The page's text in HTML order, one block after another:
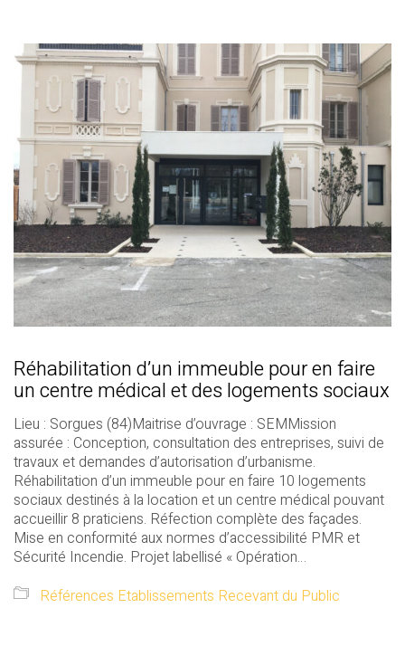
Réhabilitation d’un immeuble pour en faire
un centre médical et des logements sociaux
Lieu : Sorgues (84)Maitrise d’ouvrage : SEMMission
assurée : Conception, consultation des entreprises, suivi de
travaux et demandes d’autorisation d’urbanisme.
Réhabilitation d’un immeuble pour en faire 10 logements
sociaux destinés à la location et un centre médical pouvant
accueillir 8 praticiens. Réfection complète des façades.
Mise en conformité aux normes d’accessibilité PMR et
Sécurité Incendie. Projet labellisé « Opération…
Références Etablissements Recevant du Public